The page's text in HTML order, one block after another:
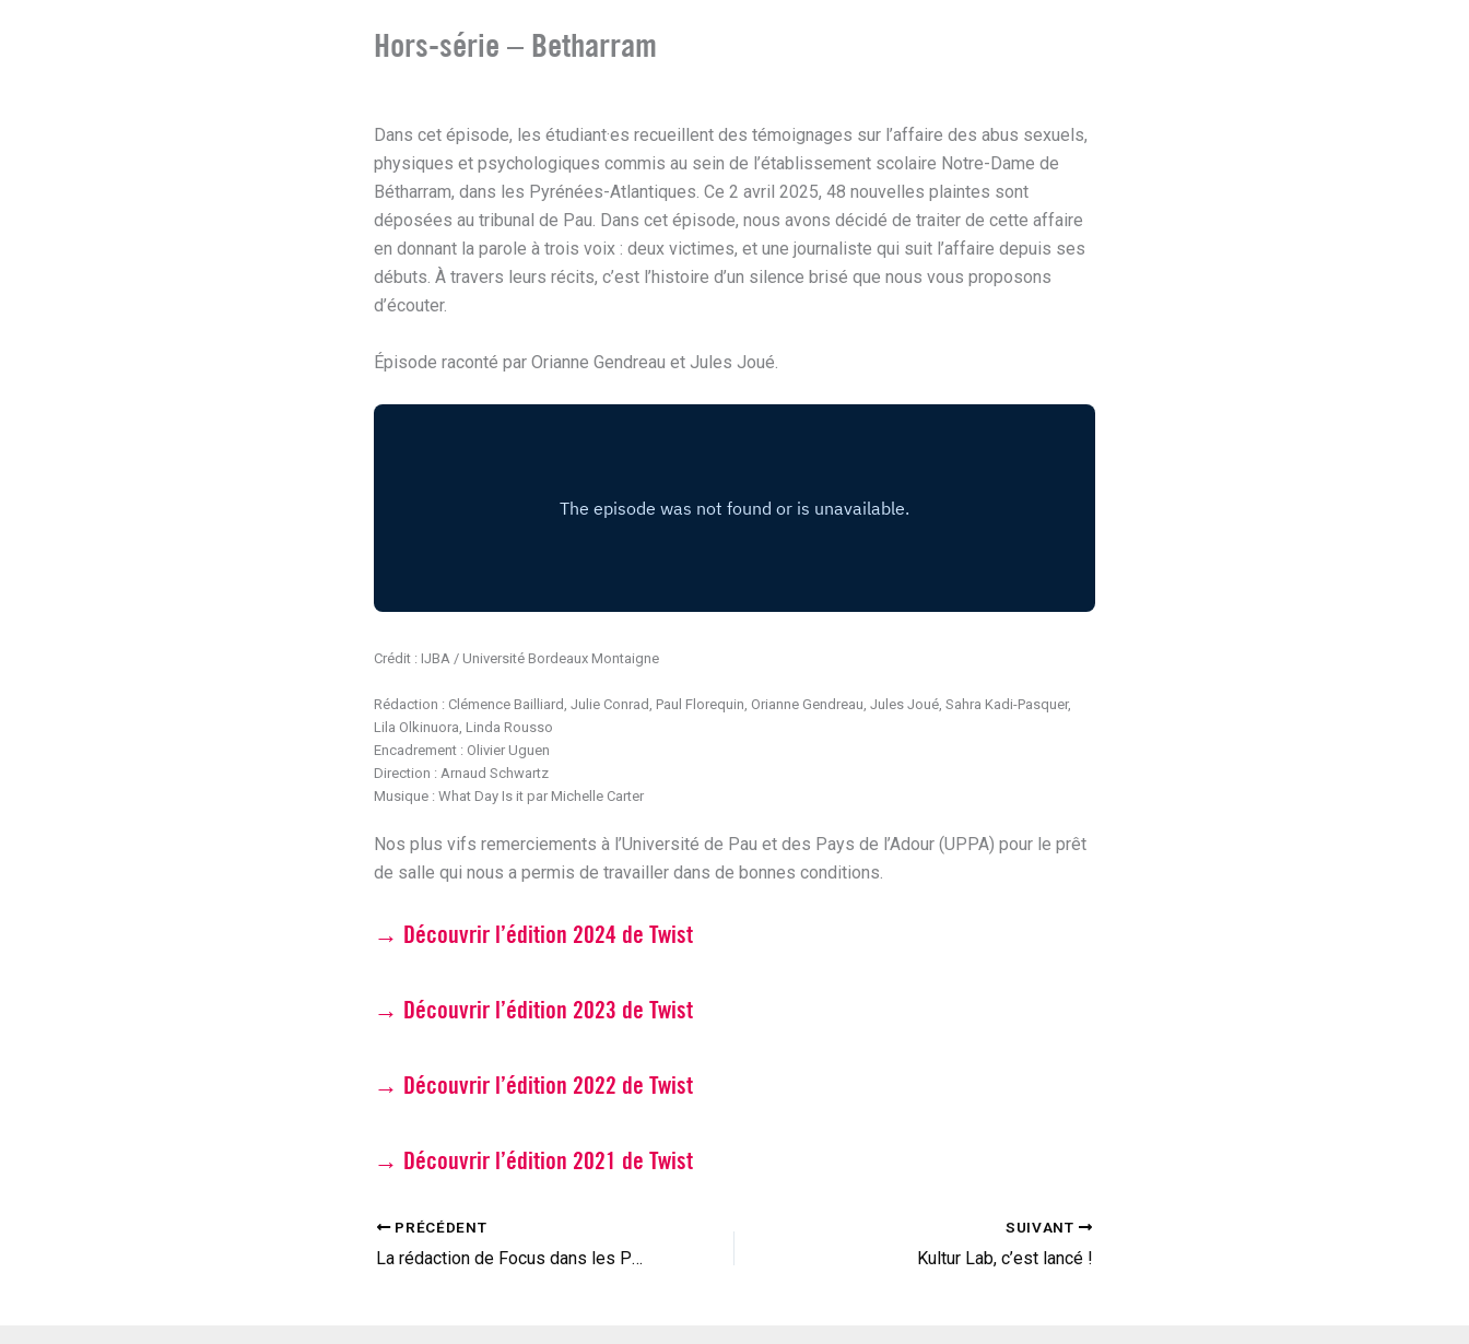
Hors-série – Betharram
Dans cet épisode, les étudiant·es recueillent des témoignages sur l’affaire des abus sexuels,
physiques et psychologiques commis au sein de l’établissement scolaire Notre-Dame de
Bétharram, dans les Pyrénées-Atlantiques. Ce 2 avril 2025, 48 nouvelles plaintes sont
déposées au tribunal de Pau. Dans cet épisode, nous avons décidé de traiter de cette affaire
en donnant la parole à trois voix : deux victimes, et une journaliste qui suit l’affaire depuis ses
débuts. À travers leurs récits, c’est l’histoire d’un silence brisé que nous vous proposons
d’écouter.
Épisode raconté par Orianne Gendreau et Jules Joué.
Crédit : IJBA / Université Bordeaux Montaigne
Rédaction : Clémence Bailliard, Julie Conrad, Paul Florequin, Orianne Gendreau, Jules Joué, Sahra Kadi-Pasquer,
Lila Olkinuora, Linda Rousso
Encadrement : Olivier Uguen
Direction : Arnaud Schwartz
Musique : What Day Is it par Michelle Carter
Nos plus vifs remerciements à l’Université de Pau et des Pays de l’Adour (UPPA) pour le prêt
de salle qui nous a permis de travailler dans de bonnes conditions.
→ Découvrir l’édition 2024 de Twist
→ Découvrir l’édition 2023 de Twist
→ Découvrir l’édition 2022 de Twist
→ Découvrir l’édition 2021 de Twist
PRÉCÉDENT
La rédaction de Focus dans les Pyrénées-Atlantiques
SUIVANT
Kultur Lab, c’est lancé !